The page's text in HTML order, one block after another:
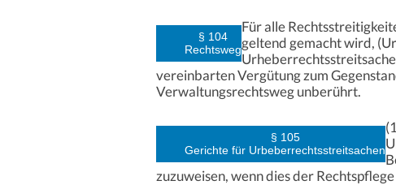
§ 104
Rechtsweg
Für alle
geltend gemacht wird,
vereinbarten Vergütung zum
Verwaltungsrechtsweg unberührt.
§ 105
Gerichte für Urbeberrechtsstreitsachen
zuzuweisen, wenn dies der